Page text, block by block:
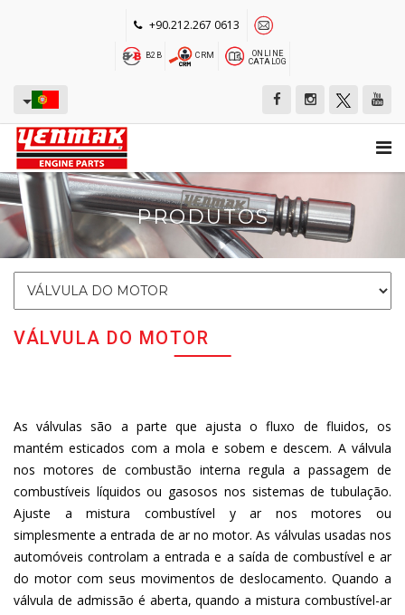
+90.212.267 0613
B2B CRM
ONLINE
CATALOG
PRODUTOS
VÁLVULA DO MOTOR
As válvulas são a parte que ajusta o fluxo de fluidos, os
mantém esticados com a mola e sobem e descem. A válvula
nos motores de combustão interna regula a passagem de
combustíveis líquidos ou gasosos nos sistemas de tubulação.
Ajuste a mistura combustível y ar nos motores ou
simplesmente a entrada de ar no motor. As válvulas usadas nos
automóveis controlam a entrada e a saída de combustível e ar
do motor com seus movimentos de deslocamento. Quando a
válvula de admissão é aberta, quando a mistura combustível-ar